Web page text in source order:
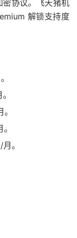
协议。飞天猪机
解锁支持度
。